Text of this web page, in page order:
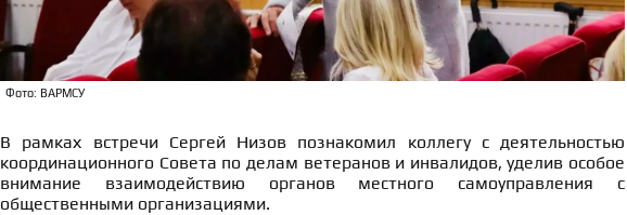
Фото: ВАРМСУ
В рамках встречи Сергей Низов познакомил коллегу с деятельностью
координационного Совета по делам ветеранов и инвалидов, уделив особое
внимание взаимодействию органов местного самоуправления с
общественными организациями.